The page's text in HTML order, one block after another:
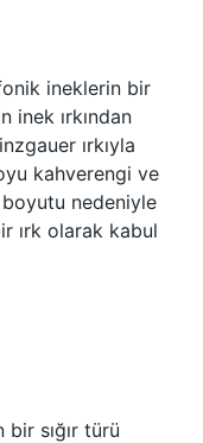
ineklerin bir
inek ırkından
ırkıyla
kahverengi ve
boyutu nedeniyle
ırk olarak kabul
sığır türü